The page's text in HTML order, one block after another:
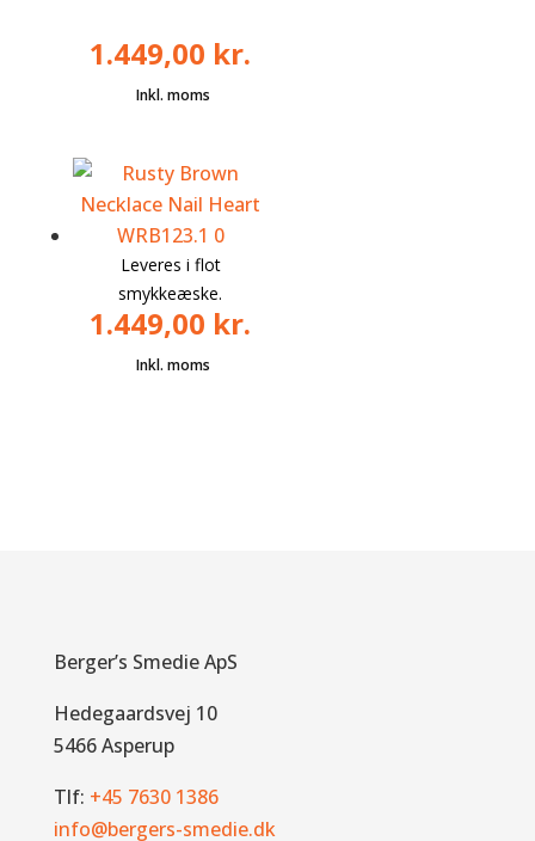
1.449,00 kr.
Leveres i flot
smykkeæske.
1.449,00 kr.
Berger’s Smedie ApS
Hedegaardsvej 10
5466 Asperup
Tlf: +45 7630 1386
info@bergers-smedie.dk